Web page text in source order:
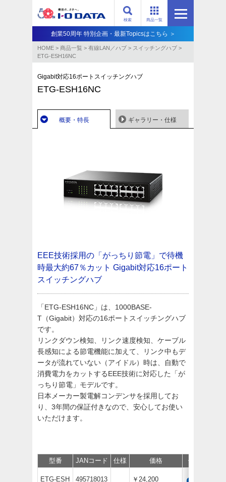
商品一覧
検索
創業50周年 特別企画・最新Topicsはこちら ＞
HOME > 商品一覧 > 有線LAN／ハブ > スイッチングハブ >
ETG-ESH16NC
Gigabit対応16ポートスイッチングハブ
ETG-ESH16NC
概要・特長 ギャラリー・仕様
EEE技術採用の「がっちり節電」で待機
時最大約67％カット Gigabit対応16ポート
スイッチングハブ
「ETG-ESH16NC」は、1000BASE-
T（Gigabit）対応の16ポートスイッチングハブ
です。
リンクダウン検知、リンク速度検知、ケーブル
長感知による節電機能に加えて、リンク中もデ
ータが流れていない（アイドル）時は、自動で
消費電力をカットするEEE技術に対応した「が
っちり節電」モデルです。
日本メーカー製電解コンデンサを採用してお
り、3年間の保証付きなので、安心してお使い
いただけます。
型番 JANコード 仕様 価格 保守
ETG-ESH
495718013
￥24,200